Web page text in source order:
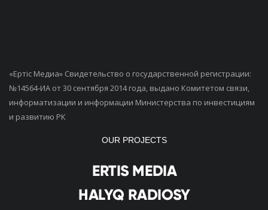
«Ертiс Медиа» Свидетельство о государственной регистрации:
№14564-ИА от 30 сентября 2014 года, выдано Комитетом связи,
информатизации и информации Министерства по инвестициям
и развитию РК
OUR PROJECTS